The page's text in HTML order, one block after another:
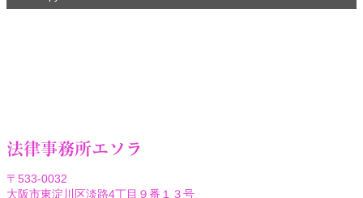
法律事務所エソラ
〒533-0032
大阪市東淀川区淡路4丁目９番１３号